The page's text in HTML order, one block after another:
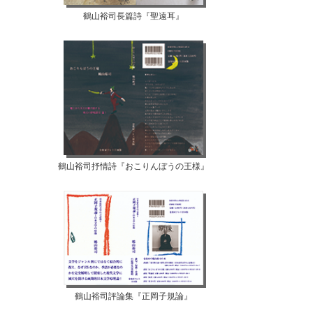
鶴山裕司長篇詩『聖遠耳』
鶴山裕司抒情詩『おこりんぼうの王様』
鶴山裕司評論集『正岡子規論』